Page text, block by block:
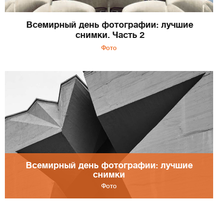
Всемирный день фотографии: лучшие
снимки. Часть 2
Фото
Всемирный день фотографии: лучшие
снимки
Фото